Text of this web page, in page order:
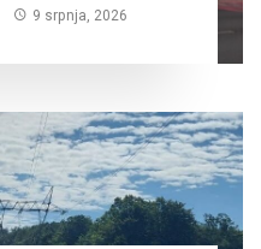
9 srpnja, 2026